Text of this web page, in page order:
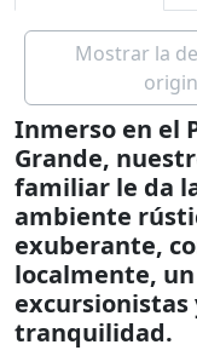
Mostrar la
Inmerso en el
Grande,
familiar le da
ambiente
exuberante,
localmente,
excursionistas
tranquilidad.